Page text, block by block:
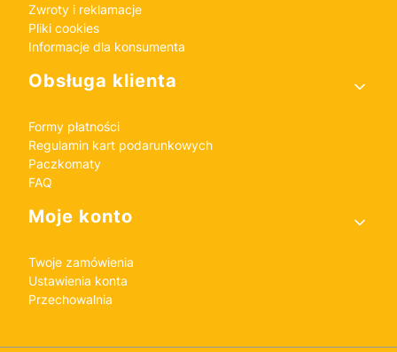
Zwroty i reklamacje
Pliki cookies
Informacje dla konsumenta
Obsługa klienta
Formy płatności
Regulamin kart podarunkowych
Paczkomaty
FAQ
Moje konto
Twoje zamówienia
Ustawienia konta
Przechowalnia